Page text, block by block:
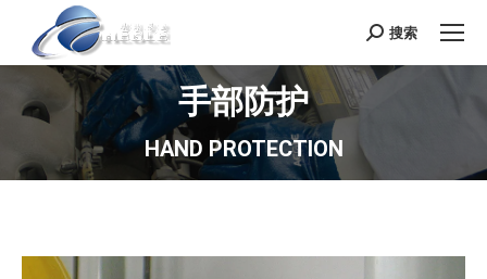
Search:
搜索
手部防护
HAND PROTECTION